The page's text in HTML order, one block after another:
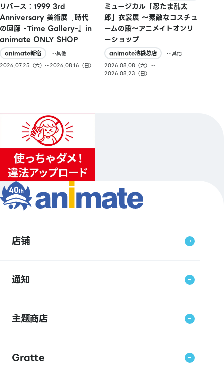
リバース：1999 3rd
Anniversary 美術展『時代
の回廊 -Time Gallery-』in
animate ONLY SHOP
animate新宿
…其他
2026.07.25（六）〜2026.08.16（日）
ミュージカル「忍たま乱太
郎」衣裳展 ～素敵なコスチュ
ームの段～アニメイトオンリ
ーショップ
animate池袋总店
…其他
2026.08.08（六）〜
2026.08.23（日）
店铺
通知
主题商店
Gratte